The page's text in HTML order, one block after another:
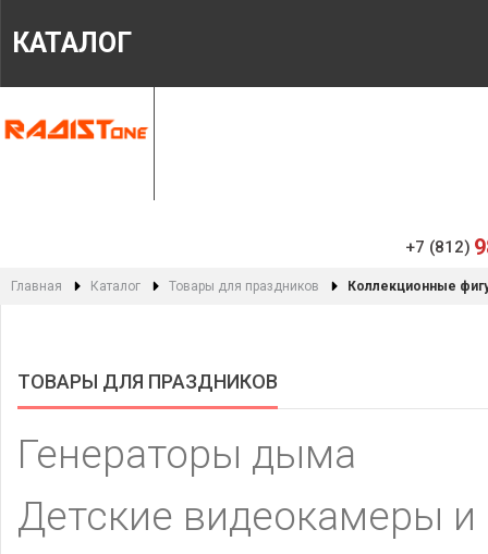
КАТАЛОГ
+7 (812)
Главная Каталог Товары для праздников Коллекционные
ТОВАРЫ ДЛЯ ПРАЗДНИКОВ
Генераторы дыма
Детские видеокамеры